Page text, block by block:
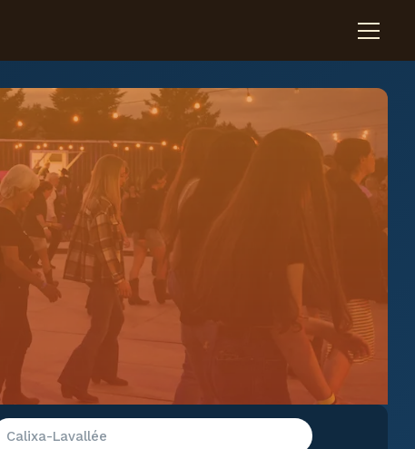
Calixa-Lavallée